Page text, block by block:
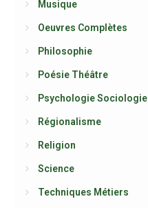
Musique
Oeuvres Complètes
Philosophie
Poésie Théâtre
Psychologie Sociologie
Régionalisme
Religion
Science
Techniques Métiers